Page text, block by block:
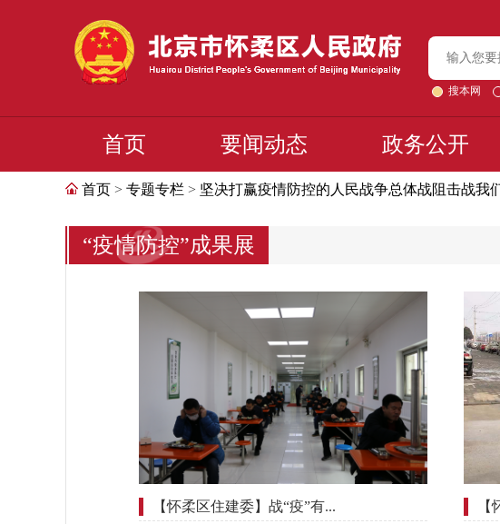
搜本网
首页 要闻动态 政务公开
首页 > 专题专栏 > 坚决打赢疫情防控的人民战争总体战阻击战我
“疫情防控”成果展
【怀柔区住建委】战“疫”有...